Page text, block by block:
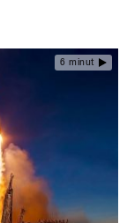
6 minut